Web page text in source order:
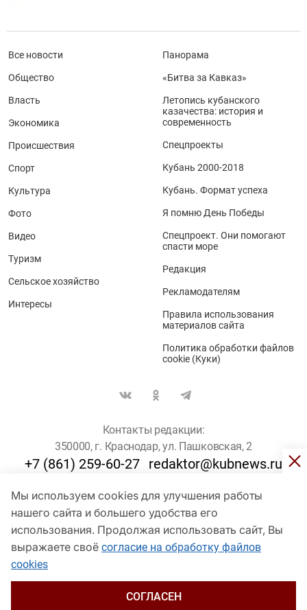
Мы используем cookies для улучшения работы
нашего сайта и большего удобства его
использования. Продолжая использовать сайт, Вы
выражаете своё согласие на обработку файлов
cookies
СОГЛАСЕН
Все новости
Общество
Власть
Экономика
Происшествия
Спорт
Культура
Фото
Видео
Туризм
Сельское хозяйство
Интересы
Панорама
«Битва за Кавказ»
Летопись кубанского
казачества: история и
современность
Спецпроекты
Кубань 2000-2018
Кубань. Формат успеха
Я помню День Победы
Спецпроект. Они помогают
спасти море
Редакция
Рекламодателям
Правила использования
материалов сайта
Политика обработки файлов
cookie (Куки)
Контакты редакции:
350000, г. Краснодар, ул. Пашковская, 2
+7 (861) 259-60-27 redaktor@kubnews.ru
Для пользователей старше 16 лет
© Кубанские Новости, 2017
Сетевое издание «kubnews» зарегистрировано Федеральной
службой по надзору в сфере связи, информационных технологий
и массовых коммуникаций (Роскомнадзор). Регистрационный
Пашковская, 2). Главный редактор – Филиппов О. Ю.